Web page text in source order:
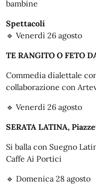
bambine
Spettacoli
🔹 Venerdì 26 agosto
TE RANGITO O FETO
Commedia dialettale
collaborazione con
🔹 Venerdì 26 agosto
SERATA LATINA,
Si balla con Suegno
Caffe Ai Portici
🔹 Domenica 28 agosto